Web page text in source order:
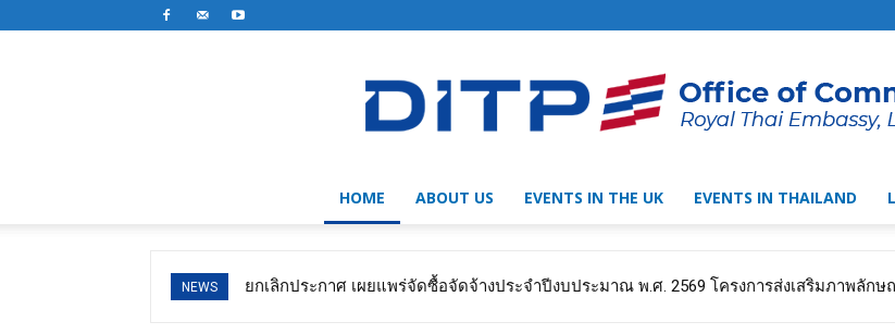
HOME ABOUT US EVENTS IN THE UK EVENTS IN THAILAND
NEWS
ยกเลิกประกาศ เผยแพร่จัดซื้อจัดจ้างประจำปีงบประมาณ พ.ศ. 2569 โครงการส่งเสริมภาพลั